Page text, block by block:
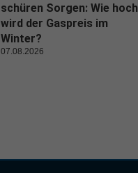
schüren Sorgen: Wie hoch
wird der Gaspreis im
Winter?
07.08.2026